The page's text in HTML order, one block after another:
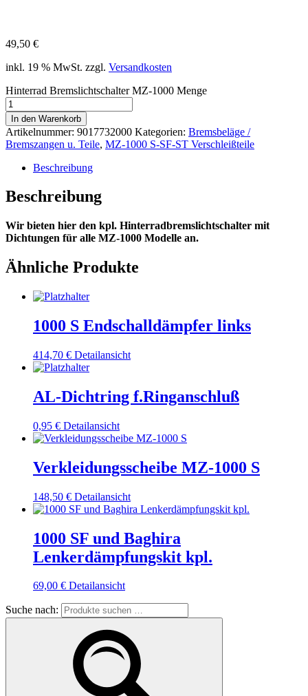
49,50 €
inkl. 19 % MwSt. zzgl. Versandkosten
Hinterrad Bremslichtschalter MZ-1000 Menge
In den Warenkorb
Artikelnummer: 9017732000 Kategorien: Bremsbeläge /
Bremszangen u. Teile, MZ-1000 S-SF-ST Verschleißteile
Beschreibung
Beschreibung
Wir bieten hier den kpl. Hinterradbremslichtschalter mit
Dichtungen für alle MZ-1000 Modelle an.
Ähnliche Produkte
1000 S Endschalldämpfer links
414,70 € Detailansicht
AL-Dichtring f.Ringanschluß
0,95 € Detailansicht
Verkleidungsscheibe MZ-1000 S
148,50 € Detailansicht
1000 SF und Baghira
Lenkerdämpfungskit kpl.
69,00 € Detailansicht
Suche nach: